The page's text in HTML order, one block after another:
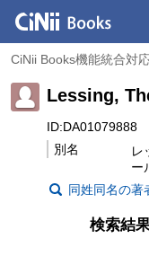
CiNii Books機能統合対
Lessing,
ID:DA01079888
別名
レ
ー
同姓同名の著
検索結